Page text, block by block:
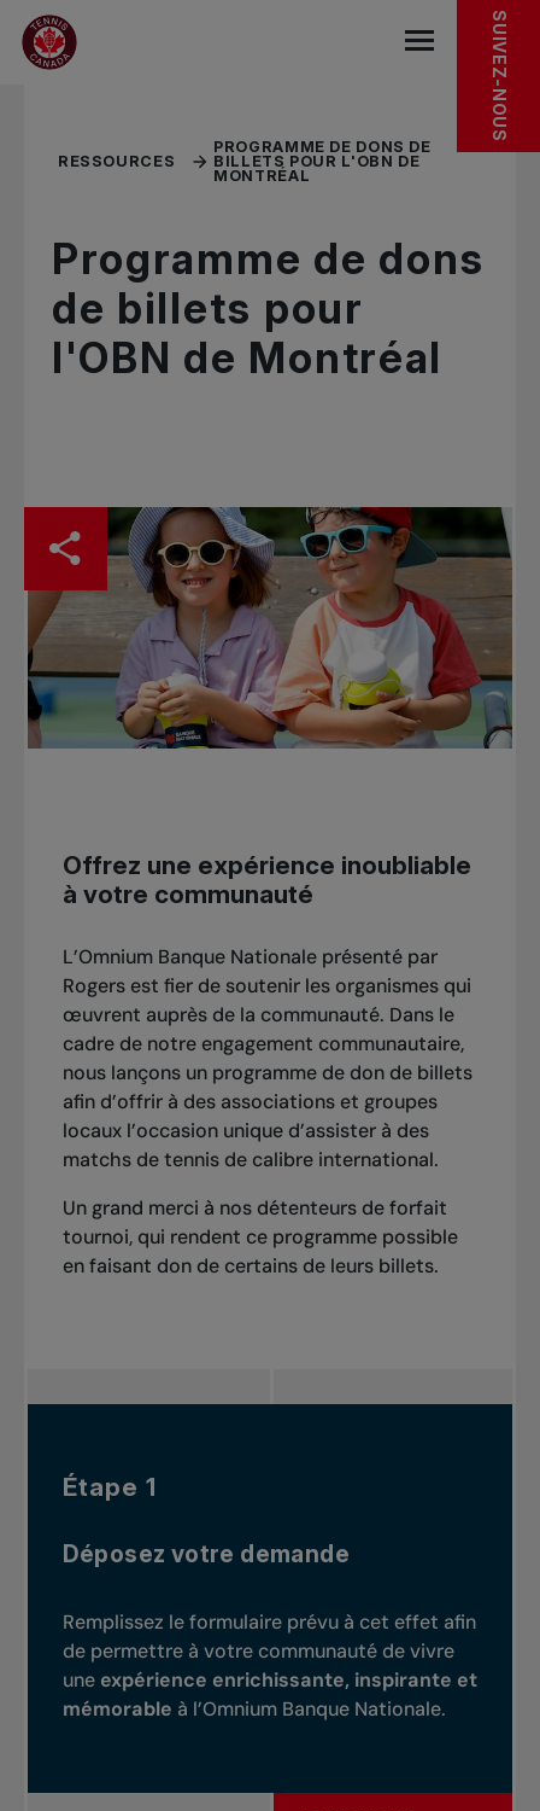
Sauter au menu principal
Sauter au contenu principal
Sauter au pied de page
RESSOURCES CONNEXES SUIVEZ-NOUS
RESSOURCES
PROGRAMME DE DONS DE
BILLETS POUR L'OBN DE
MONTRÉAL
Programme de dons
de billets pour
l'OBN de Montréal
Offrez une expérience inoubliable
à votre communauté
L’Omnium Banque Nationale présenté par
Rogersest fier de soutenir les organismes qui
œuvrent auprès de la communauté. Dans le
cadre de notre engagement communautaire,
nous lançons un programme de don de billets
afin d’offrir à des associations et groupes
locaux l’occasion unique d’assister à des
matchs de tennis de calibre international.
Un grand merci à nos détenteurs de forfait
tournoi, qui rendent ce programme possible
en faisant don de certains de leurs billets.
Étape 1
Déposez votre demande
Remplissez le formulaire prévu à cet effet afin
de permettre à votre communauté de vivre
une expérience enrichissante, inspirante et
mémorable à l’Omnium Banque Nationale.